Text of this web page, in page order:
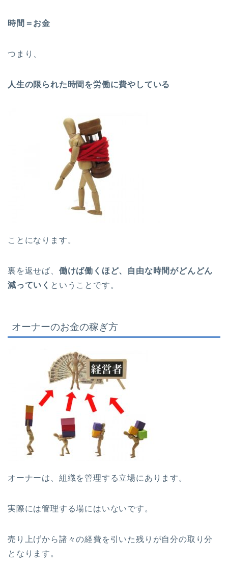
時間＝お金
つまり、
人生の限られた時間を労働に費やしている
ことになります。
裏を返せば、 働けば働くほど、自由な時間がどんどん
減っていく ということです。
オーナーのお金の稼ぎ方
オーナーは、組織を管理する立場にあります。
実際には管理する場にはいないです。
売り上げから諸々の経費を引いた残りが自分の取り分
となります。